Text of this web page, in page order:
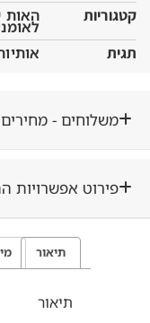
האות ש
לאומני
אותיות ש
- מחירים וזמני
אפשרויות התשלום
מידע נוסף